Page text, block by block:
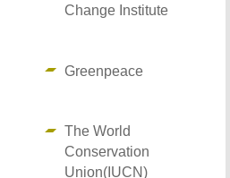
Change Institute
Greenpeace
The World
Conservation
Union(IUCN)